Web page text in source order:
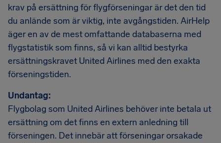
krav på ersättning för flygförseningar är det den tid
du anlände som är viktig, inte avgångstiden. AirHelp
äger en av de mest omfattande databaserna med
flygstatistik som finns, så vi kan alltid bestyrka
ersättningskravet United Airlines med den exakta
förseningstiden.
Undantag:
Flygbolag som United Airlines behöver inte betala ut
ersättning om det finns en extern anledning till
förseningen. Det innebär att förseningar orsakade